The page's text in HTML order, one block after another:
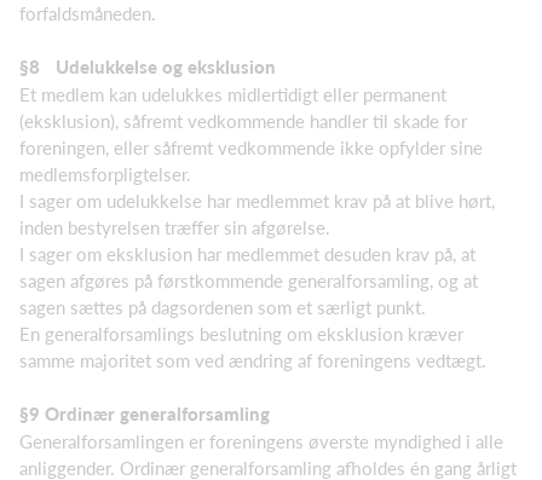
forfaldsmåneden.
§8
Udelukkelse og eksklusion
Et medlem kan udelukkes midlertidigt eller permanent
(eksklusion), såfremt vedkommende handler til skade for
foreningen, eller såfremt vedkommende ikke opfylder sine
medlemsforpligtelser.
I sager om udelukkelse har medlemmet krav på at blive hørt,
inden bestyrelsen træffer sin afgørelse.
I sager om eksklusion har medlemmet desuden krav på, at
sagen afgøres på førstkommende generalforsamling, og at
sagen sættes på dagsordenen som et særligt punkt.
En generalforsamlings beslutning om eksklusion kræver
samme majoritet som ved ændring af foreningens vedtægt.
§9 Ordinær generalforsamling
Generalforsamlingen er foreningens øverste myndighed i alle
anliggender. Ordinær generalforsamling afholdes én gang årligt